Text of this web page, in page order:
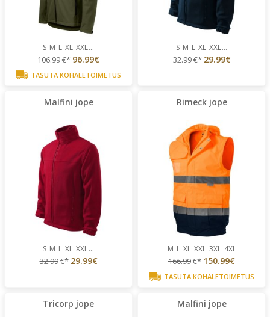
S M L XL XXL...
106.99€* 96.99€
TASUTA KOHALETOIMETUS
S M L XL XXL...
32.99€* 29.99€
Malfini jope
S M L XL XXL...
32.99€* 29.99€
Rimeck jope
M L XL XXL 3XL 4XL
166.99€* 150.99€
TASUTA KOHALETOIMETUS
Tricorp jope Malfini jope